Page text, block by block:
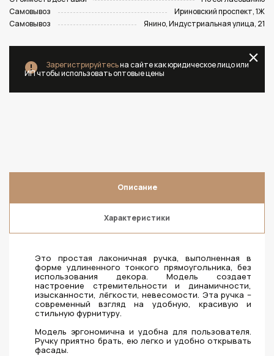
Самовывоз
Ириновский проспект, 1Ж
Самовывоз
Янино, Индустриальная улица, 21
Зарегистрируйтесьна сайте как юридическое лицо или
ИП чтобы использовать оптовые цены
Описание
Характеристики
Это простая лаконичная ручка, выполненная в
форме удлиненного тонкого прямоугольника, без
использования декора. Модель создает
настроение стремительности и динамичности,
изысканности, лёгкости, невесомости. Эта ручка –
современный взгляд на удобную, красивую и
стильную фурнитуру.
Модель эргономична и удобна для пользователя.
Ручку приятно брать, ею легко и удобно открывать
фасады.